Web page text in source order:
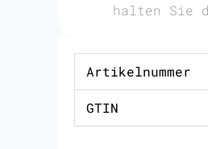
halten Sie
Artikelnummer
GTIN